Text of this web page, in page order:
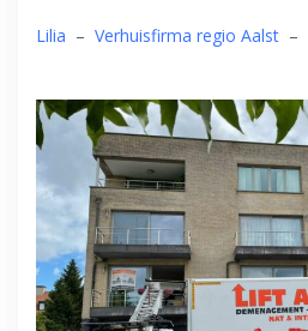
Lilia – Verhuisfirma regio Aalst –